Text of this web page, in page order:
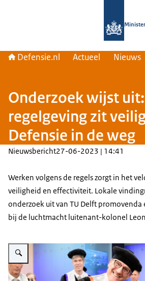
Defensie.nl Actueel Nieuws
Onderzoek wijst uit:
regelgeving zit
Defensie in de weg
Nieuwsbericht27-06-2023 | 14:41
Werken volgens de regels zorgt in het
veiligheid en effectiviteit. Lokale
onderzoek uit van TU Delft
bij de luchtmacht luitenant-kolonel
Vergroot afbeelding Luitenant-kolonel Leonie